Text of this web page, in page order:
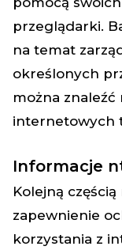
przeglądarki.
na temat
określonych
można
internetowych
Informacje
Kolejną
zapewnienie
korzystania z